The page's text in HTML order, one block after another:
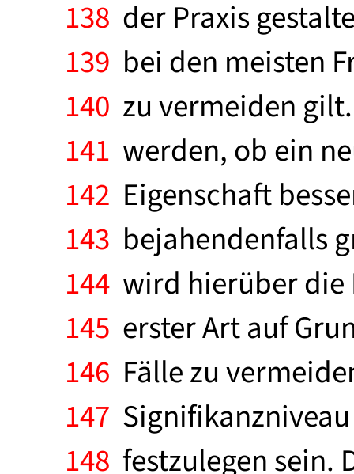
138 der Praxis
139 bei den meisten
140 zu vermeiden
141 werden, ob ein
142 Eigenschaft
143 bejahendenfalls
144 wird hierüber die
145 erster Art auf
146 Fälle zu
147
148 festzulegen sein.